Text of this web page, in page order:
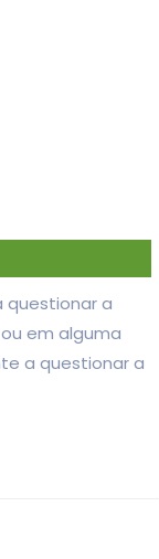
questionar a
em alguma
a questionar a